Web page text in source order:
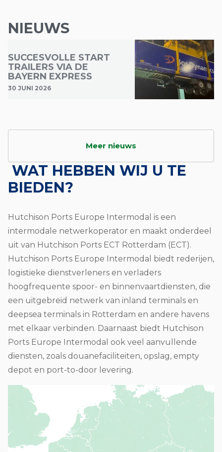
NIEUWS
SUCCESVOLLE START
TRAILERS VIA DE
BAYERN EXPRESS
30 JUNI 2026
Meer nieuws
WAT HEBBEN WIJ U TE
BIEDEN?
Hutchison Ports Europe Intermodal is een
intermodale netwerkoperator en maakt onderdeel
uit van Hutchison Ports ECT Rotterdam (ECT).
Hutchison Ports Europe Intermodal biedt rederijen,
logistieke dienstverleners en verladers
hoogfrequente spoor- en binnenvaartdiensten, die
een uitgebreid netwerk van inland terminals en
deepsea terminals in Rotterdam en andere havens
met elkaar verbinden. Daarnaast biedt Hutchison
Ports Europe Intermodal ook veel aanvullende
diensten, zoals douanefaciliteiten, opslag, empty
depot en port-to-door levering.
Bestand